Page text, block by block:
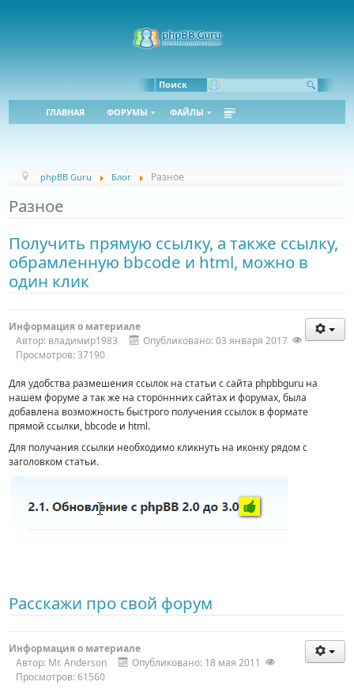
Поиск
ГЛАВНАЯ ФОРУМЫ ФАЙЛЫ
phpBB Guru Блог Разное
Разное
Получить прямую ссылку, а также ссылку,
обрамленную bbcode и html, можно в
один клик
Информация о материале
Автор: владимир1983
Опубликовано: 03 января 2017
Просмотров: 37190
Для удобства размешения ссылок на статьи с сайта phpbbguru на
нашем форуме а так же на стороннних сайтах и форумах, была
добавлена возможность быстрого получения ссылок в формате
прямой ссылки, bbcode и html.
Для получания ссылки необходимо кликнуть на иконку рядом с
заголовком статьи.
Расскажи про свой форум
Информация о материале
Автор: Mr. Anderson
Опубликовано: 18 мая 2011
Просмотров: 61560